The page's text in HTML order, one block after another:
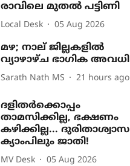
രാവിലെ മുതൽ പട്ടിണി
Local Desk 05 Aug 2026
മഴ; നാല് ജില്ലകളിൽ
വ്യാഴാഴ്ച ഭാഗിക അവധി
Sarath Nath MS 21 hours ago
ദളിതർക്കൊപ്പം
താമസിക്കില്ല, ഭക്ഷണം
കഴിക്കില്ല... ദുരിതാശ്വാസ
ക്യാംപിലും ജാതി!
MV Desk 05 Aug 2026